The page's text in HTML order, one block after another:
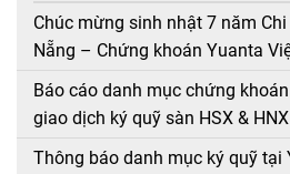
Chúc mừng sinh nhật 7 năm
Nẵng – Chứng khoán Yuanta
(08/08/2019 – 08/08/2026)
Báo cáo danh mục chứng
giao dịch ký quỹ sàn HSX &
Thông báo danh mục ký quỹ tại